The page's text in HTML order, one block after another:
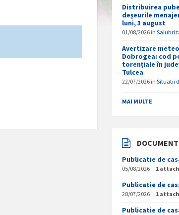
Distribuirea
deșeurile
luni, 3 august
01/08/2026 in
Avertizare
Dobrogea: cod
torențiale în
Tulcea
22/07/2026 inSituatii
MAI MULTE
Publicatie de
05/08/2026 1
Publicatie de
28/07/2026 1
Publicatie de